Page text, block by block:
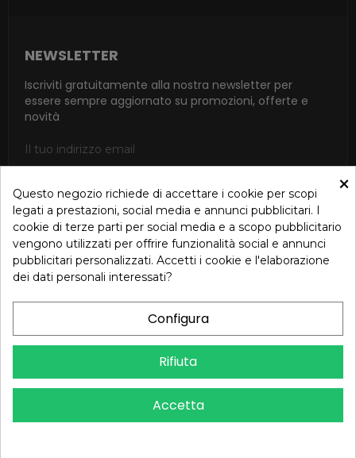
NEWSLETTER
Iscriviti gratuitamente alla nostra newsletter per
essere sempre aggiornato su promozioni, offerte e
novità
ISCRIVITI
Accetto le condizioni generali e la politica di riservatezza in
base alla Privacy Policy
Dichiarazione di Accessibilità – Oreb.com
Copyright © 2024 OREB S.R.L. - P.Iva 00937560720 - Tutti i diritti
riservati - Dev.
×
Questo negozio richiede di accettare i cookie per scopi
legati a prestazioni, social media e annunci pubblicitari. I
cookie di terze parti per social media e a scopo pubblicitario
vengono utilizzati per offrire funzionalità social e annunci
pubblicitari personalizzati. Accetti i cookie e l'elaborazione
dei dati personali interessati?
Configura
Rifiuta
Accetta